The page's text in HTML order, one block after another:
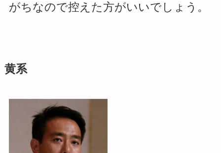
がちなので控えた方がいいでしょう。
黄系